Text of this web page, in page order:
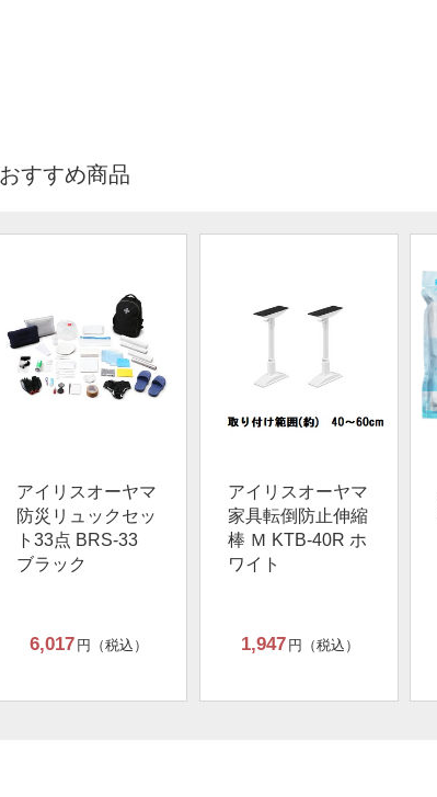
おすすめ商品
アイリスオーヤマ
防災リュックセッ
ト33点 BRS-33
ブラック
6,017 円（税込）
アイリスオーヤマ
家具転倒防止伸縮
棒 Ｍ KTB-40R ホ
ワイト
1,947 円（税込）